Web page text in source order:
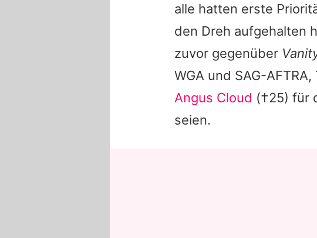
alle hatten erste
den Dreh aufgehalten
zuvor gegenüber
WGA und SAG-
Angus Cloud (†25) für
seien.